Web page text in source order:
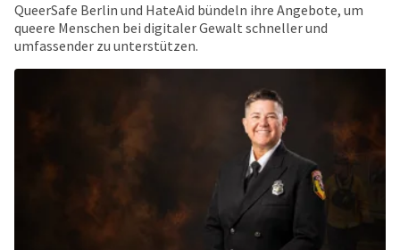
QueerSafe Berlin und HateAid bündeln ihre Angebote, um
queere Menschen bei digitaler Gewalt schneller und
umfassender zu unterstützen.